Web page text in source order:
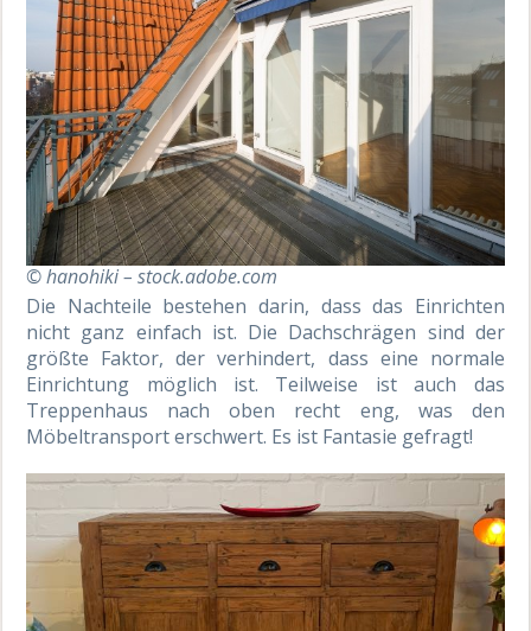
© hanohiki – stock.adobe.com
Die Nachteile bestehen darin, dass das Einrichten
nicht ganz einfach ist. Die Dachschrägen sind der
größte Faktor, der verhindert, dass eine normale
Einrichtung möglich ist. Teilweise ist auch das
Treppenhaus nach oben recht eng, was den
Möbeltransport erschwert. Es ist Fantasie gefragt!